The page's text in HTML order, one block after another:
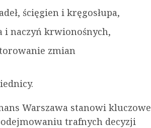
ścięgien i kręgosłupa,
i naczyń krwionośnych,
zmian
Warszawa stanowi kluczowe
trafnych decyzji